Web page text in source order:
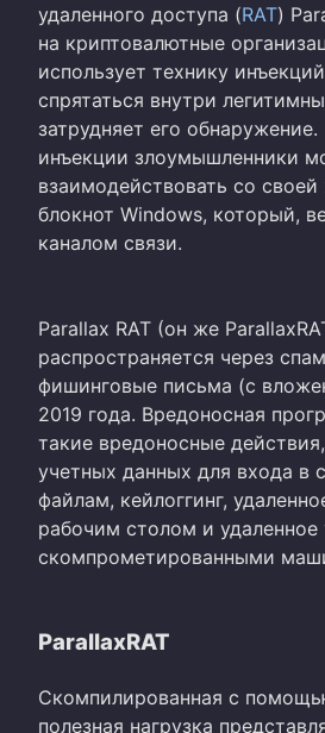
удаленного доступа (RAT)
на криптовалютные
использует технику
спрятаться внутри
затрудняет его
инъекции злоумышленники
взаимодействовать со
блокнот Windows, который,
каналом связи.
Parallax RAT (он же
распространяется через
фишинговые письма (с
2019 года. Вредоносная
такие вредоносные
учетных данных для входа в
файлам, кейлоггинг,
рабочим столом и удаленное
скомпрометированными
ParallaxRAT
Скомпилированная с
полезная нагрузка